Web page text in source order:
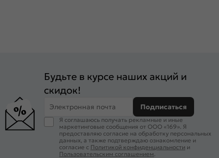
Будьте в курсе наших акций и
скидок!
Электронная почта Подписаться
Я соглашаюсь получать рекламные и иные
маркетинговые сообщения от ООО «169». Я
предоставляю согласие на обработку персональных
данных, а также подтверждаю ознакомление и
согласие с Политикой конфиденциальности и
Пользовательским соглашением